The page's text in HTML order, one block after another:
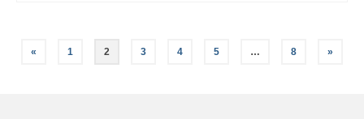
Pagination
« 1 2 3 4 5 … 8 »